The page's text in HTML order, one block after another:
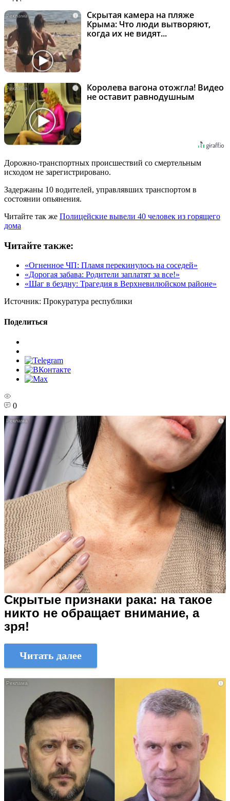
i
Скрытая камера на пляже
Крыма: Что люди вытворяют,
когда их не видят...
i
Королева вагона отожгла! Видео
не оставит равнодушным
Дорожно-транспортных происшествий со смертельным
исходом не зарегистрировано.
Задержаны 10 водителей, управлявших транспортом в
состоянии опьянения.
Читайте так же Полицейские вывели 40 человек из горящего
дома
Читайте также:
«Огненное ЧП: Пламя перекинулось на соседей»
«Дорогая забава: Родители заплатят за все!»
«Шаг в бездну: Трагедия в Верхневилюйском районе»
Источник: Прокуратура республики
Поделиться
0
i
Скрытые признаки рака: на такое
никто не обращает внимание, а
зря!
Читать далее
i